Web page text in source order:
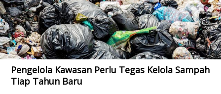
Pengelola Kawasan Perlu Tegas Kelola Sampah
Tiap Tahun Baru